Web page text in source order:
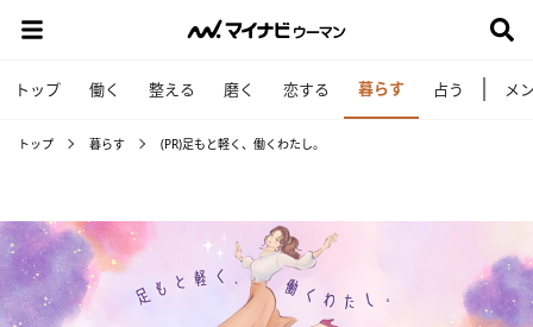
トップ 働く 整える 磨く 恋する 暮らす 占う メ
トップ 暮らす (PR)足もと軽く、働くわたし。